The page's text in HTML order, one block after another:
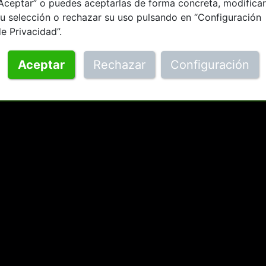
o puedes aceptarlas de forma concreta, modificar
selección o rechazar su uso pulsando en “Configuración
Privacidad”.
Aceptar Rechazar Configuración